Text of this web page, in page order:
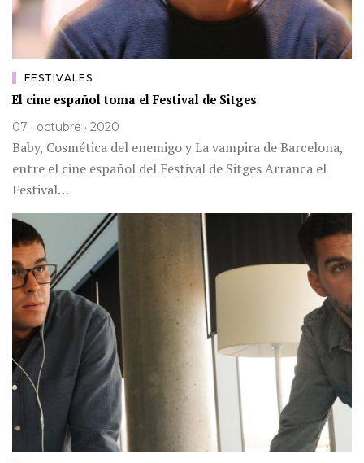
FESTIVALES
El cine español toma el Festival de Sitges
07 · octubre · 2020
Baby, Cosmética del enemigo y La vampira de Barcelona,
entre el cine español del Festival de Sitges Arranca el
Festival…